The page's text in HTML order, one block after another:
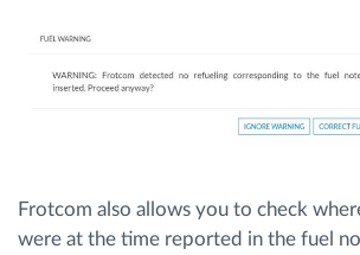
Frotcom also allows you to check
were at the time reported in the fuel